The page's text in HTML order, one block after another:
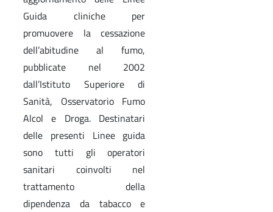
Guida cliniche per
promuovere la cessazione
dell’abitudine al fumo,
pubblicate nel 2002
dall’Istituto Superiore di
Sanità, Osservatorio Fumo
Alcol e Droga. Destinatari
delle presenti Linee guida
sono tutti gli operatori
sanitari coinvolti nel
trattamento della
dipendenza da tabacco e